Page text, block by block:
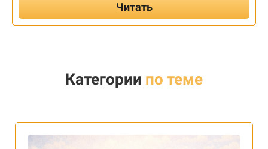
Читать
Категории по теме